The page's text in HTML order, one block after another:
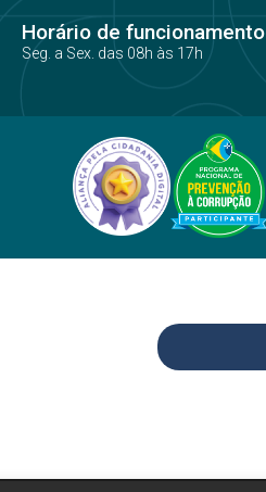
Horário de funcionamento
Seg. a Sex. das 08h às 17h